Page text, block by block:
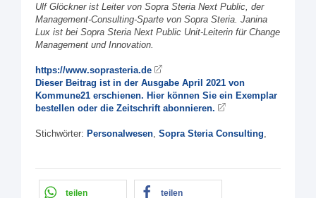
Ulf Glöckner ist Leiter von Sopra Steria Next Public, der
Management-Consulting-Sparte von Sopra Steria. Janina
Lux ist bei Sopra Steria Next Public Unit-Leiterin für Change
Management und Innovation.
https://www.soprasteria.de
Dieser Beitrag ist in der Ausgabe April 2021 von
Kommune21 erschienen. Hier können Sie ein Exemplar
bestellen oder die Zeitschrift abonnieren.
Stichwörter: Personalwesen Sopra Steria Consulting
teilen teilen